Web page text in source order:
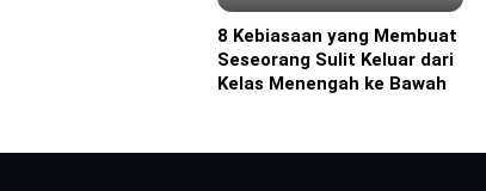
Headline
8 Kebiasaan yang Membuat
Seseorang Sulit Keluar dari
Kelas Menengah ke Bawah